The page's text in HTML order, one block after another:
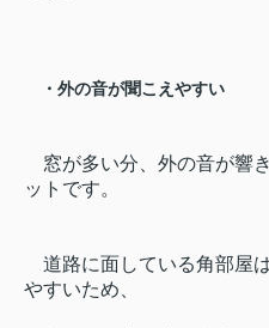
・外の音が聞こえやすい
窓が多い分、外の音が響
ットです。
道路に面している角部屋
やすいため、